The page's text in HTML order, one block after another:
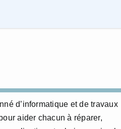
d’informatique et de travaux
aider chacun à réparer,